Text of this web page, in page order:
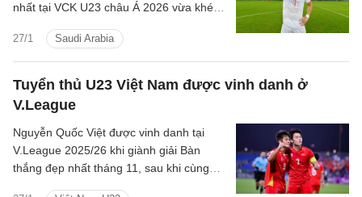
27/1 Saudi Arabia
nhất tại VCK U23 châu Á 2026 vừa khép
Tuyển thủ U23 Việt Nam được vinh danh ở
V.League
Nguyễn Quốc Việt được vinh danh tại
V.League 2025/26 khi giành giải Bàn
thắng đẹp nhất tháng 11, sau khi cùng